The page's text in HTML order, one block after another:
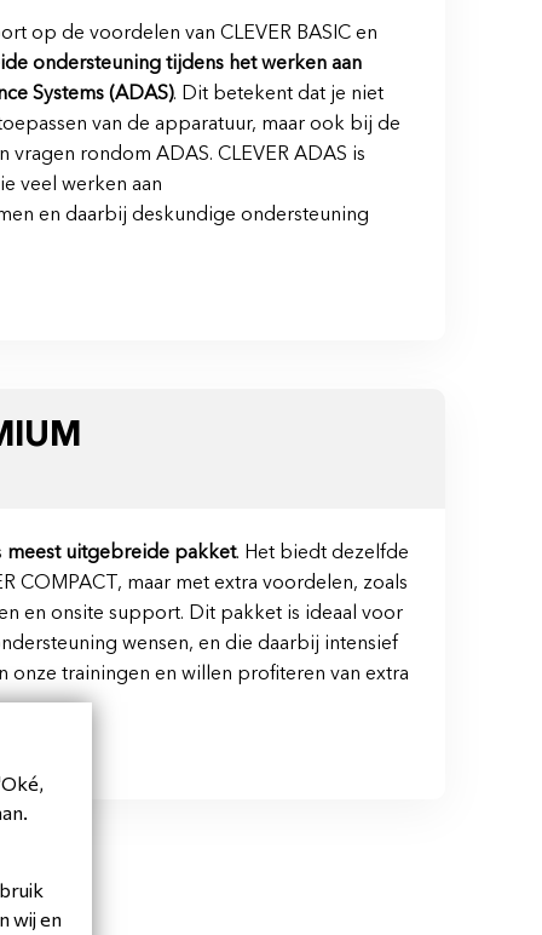
op de voordelen van CLEVER BASIC en
ondersteuning tijdens het werken aan
Systems (ADAS). Dit betekent dat je niet
van de apparatuur, maar ook bij de
vragen rondom ADAS. CLEVER ADAS is
veel werken aan
en daarbij deskundige ondersteuning
meest uitgebreide pakket. Het biedt dezelfde
COMPACT, maar met extra voordelen, zoals
en onsite support. Dit pakket is ideaal voor
wensen, en die daarbij intensief
onze trainingen en willen profiteren van extra
wij en